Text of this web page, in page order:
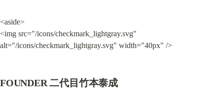
<aside>
<img src="/icons/checkmark_lightgray.svg"
alt="/icons/checkmark_lightgray.svg" width="40px" />
FOUNDER 二代目竹本泰成